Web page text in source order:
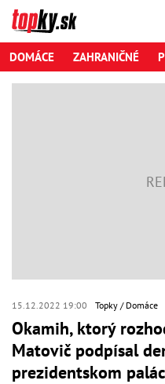
DOMÁCE ZAHRANIČNÉ
15.12.2022 19:00 Topky Domáce
Okamih, ktorý
Matovič podpísal
prezidentskom